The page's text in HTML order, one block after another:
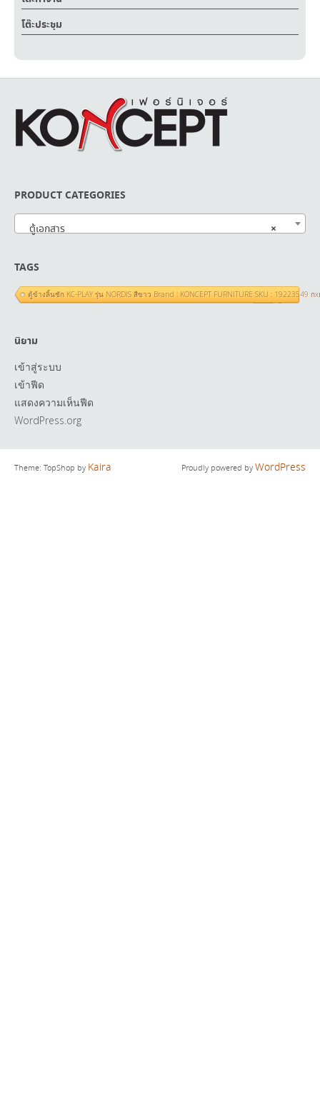
โต๊ะประชุม
PRODUCT CATEGORIES
×
ตู้เอกสาร
TAGS
ตู้ข้างลิ้นชัก KC-PLAY รุ่น NORDIS สีขาว Brand : KONCEPT FURNITURE SKU : 19223549 ก
นิยาม
เข้าสู่ระบบ
เข้าฟีด
แสดงความเห็นฟีด
WordPress.org
Theme: TopShop by Kaira Proudly powered byWordPress